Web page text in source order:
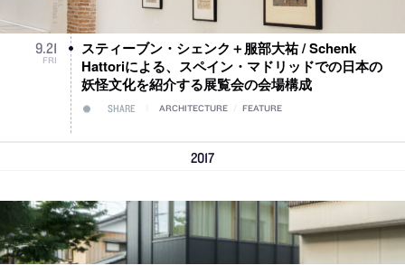
9.21
FRI
スティーブン・シェンク＋服部大祐 / Schenk
Hattoriによる、スペイン・マドリッドでの日本の
妖怪文化を紹介する展覧会の会場構成
SHARE ARCHITECTURE FEATURE
2017